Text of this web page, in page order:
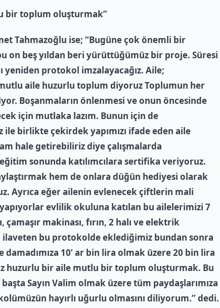
bir toplum oluşturmak”
Tahmazoğlu ise; “Bugüne çok önemli bir
on beş yıldan beri yürüttüğümüz bir proje. Süresi
protokol imzalayacağız. Aile;
aile huzurlu toplum diyoruz Toplumun her
Boşanmaların önlenmesi ve onun öncesinde
için mutlaka lazım. Bunun için de
ile birlikte çekirdek yapımızı ifade eden aile
hale getirebiliriz diye çalışmalarda
sonunda katılımcılara sertifika veriyoruz.
hem de onlara düğün hediyesi olarak
Ayrıca eğer ailenin evlenecek çiftlerin mali
evlilik okuluna katılan bu ailelerimizi 7
makinası, fırın, 2 halı ve elektrik
bu protokolde eklediğimiz bundan sonra
10’ ar bin lira olmak üzere 20 bin lira
huzurlu bir aile mutlu bir toplum oluşturmak. Bu
Sayın Valim olmak üzere tüm paydaşlarımıza
hayırlı uğurlu olmasını diliyorum.” dedi.